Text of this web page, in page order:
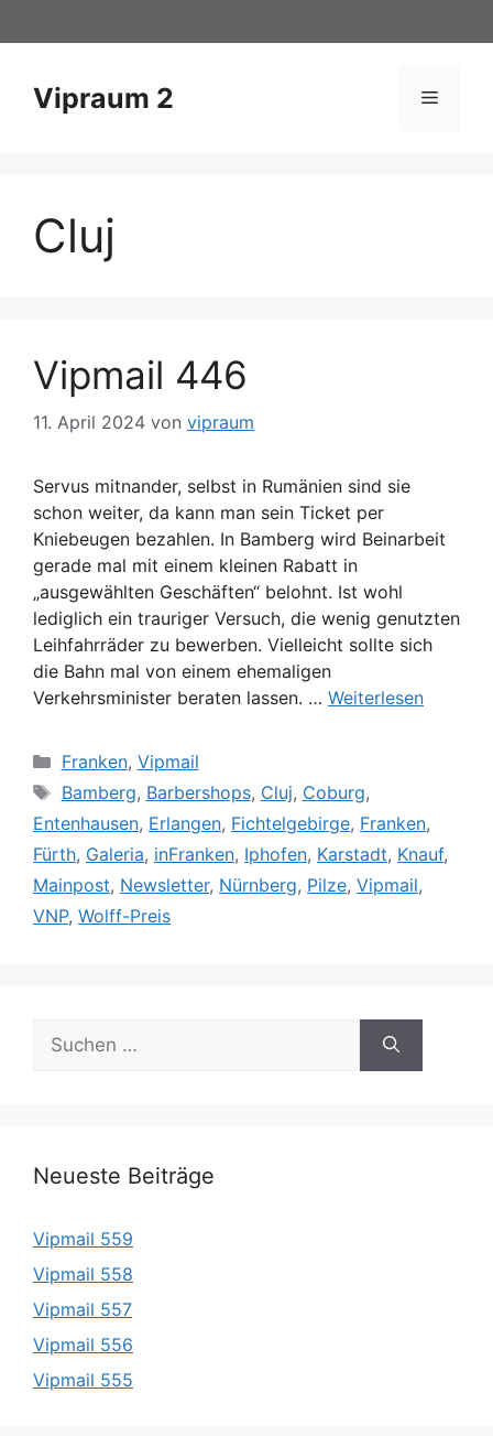
Inhalt
Vipraum 2 Menü
Cluj
Vipmail 446
11. April 2024 von vipraum
Servus mitnander, selbst in Rumänien sind sie
schon weiter, da kann man sein Ticket per
Kniebeugen bezahlen. In Bamberg wird Beinarbeit
gerade mal mit einem kleinen Rabatt in
„ausgewählten Geschäften“ belohnt. Ist wohl
lediglich ein trauriger Versuch, die wenig genutzten
Leihfahrräder zu bewerben. Vielleicht sollte sich
die Bahn mal von einem ehemaligen
Verkehrsminister beraten lassen. … Weiterlesen
Kategorien
Franken, Vipmail
Schlagwörter
Bamberg, Barbershops, Cluj, Coburg,
Entenhausen, Erlangen, Fichtelgebirge, Franken,
Fürth, Galeria, inFranken, Iphofen, Karstadt, Knauf,
Mainpost, Newsletter, Nürnberg, Pilze, Vipmail,
VNP, Wolff-Preis
Suche
nach:
Neueste Beiträge
Vipmail 559
Vipmail 558
Vipmail 557
Vipmail 556
Vipmail 555